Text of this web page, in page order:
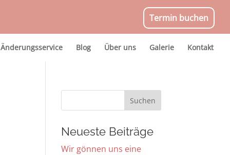
Termin buchen
Änderungsservice Blog Über uns Galerie Kontakt
Neueste Beiträge
Wir gönnen uns eine